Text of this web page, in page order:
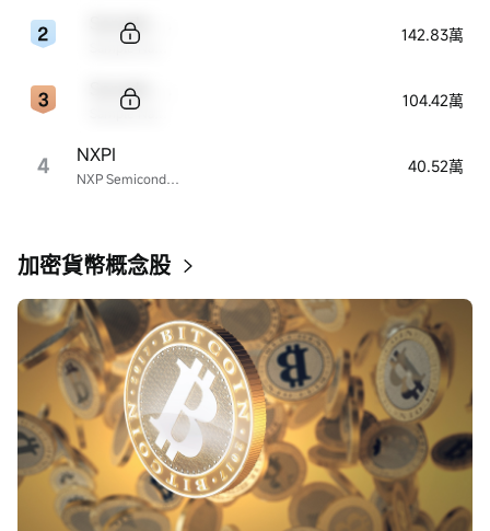
142.83萬
104.42萬
4 NXP Semiconductors
NXPI 40.52萬
加密貨幣概念股